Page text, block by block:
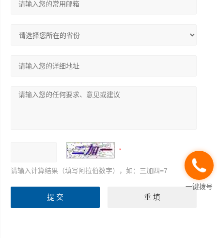
请输入计算结果（填写阿拉伯数字），如：三加四=7
一键拨号